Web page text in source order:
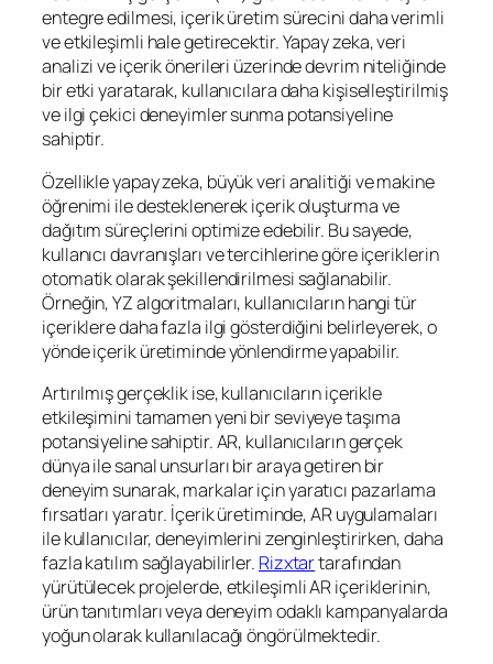
entegre edilmesi, içerik üretim sürecini daha verimli
ve etkileşimli hale getirecektir. Yapay zeka, veri
analizi ve içerik önerileri üzerinde devrim niteliğinde
bir etki yaratarak, kullanıcılara daha kişiselleştirilmiş
ve ilgi çekici deneyimler sunma potansiyeline
sahiptir.
Özellikle yapay zeka, büyük veri analitiği ve makine
öğrenimi ile desteklenerek içerik oluşturma ve
dağıtım süreçlerini optimize edebilir. Bu sayede,
kullanıcı davranışları ve tercihlerine göre içeriklerin
otomatik olarak şekillendirilmesi sağlanabilir.
Örneğin, YZ algoritmaları, kullanıcıların hangi tür
içeriklere daha fazla ilgi gösterdiğini belirleyerek, o
yönde içerik üretiminde yönlendirme yapabilir.
Artırılmış gerçeklik ise, kullanıcıların içerikle
etkileşimini tamamen yeni bir seviyeye taşıma
potansiyeline sahiptir. AR, kullanıcıların gerçek
dünya ile sanal unsurları bir araya getiren bir
deneyim sunarak, markalar için yaratıcı pazarlama
fırsatları yaratır. İçerik üretiminde, AR uygulamaları
ile kullanıcılar, deneyimlerini zenginleştirirken, daha
fazla katılım sağlayabilirler. Rizxtartarafından
yürütülecek projelerde, etkileşimli AR içeriklerinin,
ürün tanıtımları veya deneyim odaklı kampanyalarda
yoğun olarak kullanılacağı öngörülmektedir.